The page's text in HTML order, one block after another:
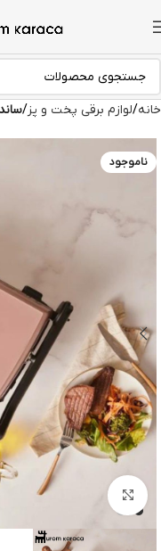
خانه لوازم برقی پخت و پز
ناموجود
بزرگنمایی تصویر